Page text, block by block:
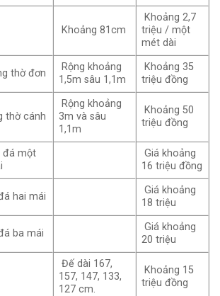
Khoảng 81cm
Khoảng 2,7
triệu / một
mét dài
thờ đơn
Rộng khoảng
1,5m sâu 1,1m
Khoảng 35
triệu đồng
thờ cánh
Rộng khoảng
3m và sâu
1,1m
Khoảng 50
triệu đồng
đá một
Giá khoảng
16 triệu đồng
hai mái
Giá khoảng
18 triệu
ba mái
Giá khoảng
20 triệu
Đế dài 167,
157, 147, 133,
127 cm.
Khoảng 15
triệu đồng